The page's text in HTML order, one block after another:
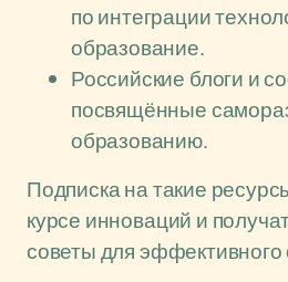
по интеграции
образование.
Российские блоги и
посвящённые
образованию.
Подписка на такие
курсе инноваций и
советы для эффективного